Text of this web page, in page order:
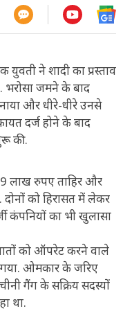
ने शादी का प्रस्ताव
भरोसा जमने के बाद
और धीरे-धीरे उनसे
दर्ज होने के बाद
की.
लाख रुपए ताहिर और
को हिरासत में लेकर
कंपनियों का भी खुलासा
को ऑपरेट करने वाले
गया. ओमकार के जरिए
गैंग के सक्रिय सदस्यों
था.